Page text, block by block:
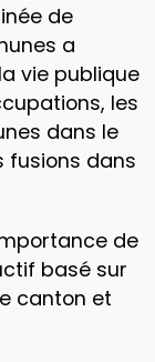
de
a
vie publique
les
dans le
fusions dans
de
basé sur
canton et